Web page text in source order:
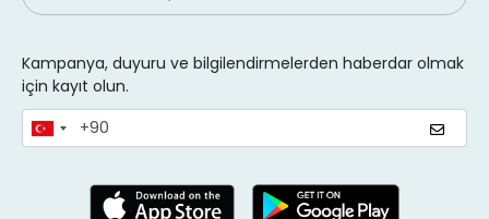
Kampanya, duyuru ve bilgilendirmelerden haberdar olmak
için kayıt olun.